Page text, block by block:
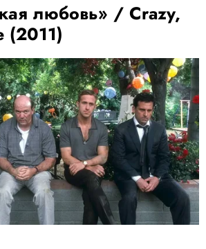
любовь» / Crazy,
(2011)